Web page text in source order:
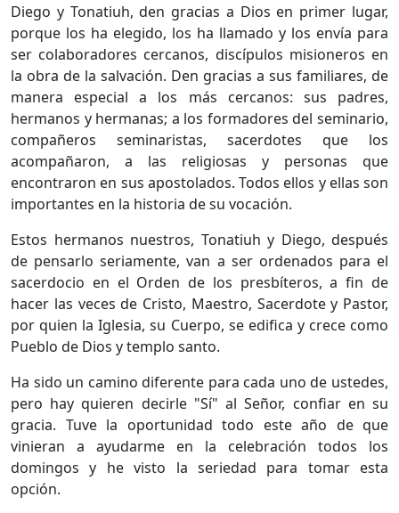
Diego y Tonatiuh, den gracias a Dios en primer lugar,
porque los ha elegido, los ha llamado y los envía para
ser colaboradores cercanos, discípulos misioneros en
la obra de la salvación. Den gracias a sus familiares, de
manera especial a los más cercanos: sus padres,
hermanos y hermanas; a los formadores del seminario,
compañeros seminaristas, sacerdotes que los
acompañaron, a las religiosas y personas que
encontraron en sus apostolados. Todos ellos y ellas son
importantes en la historia de su vocación.
Estos hermanos nuestros, Tonatiuh y Diego, después
de pensarlo seriamente, van a ser ordenados para el
sacerdocio en el Orden de los presbíteros, a fin de
hacer las veces de Cristo, Maestro, Sacerdote y Pastor,
por quien la Iglesia, su Cuerpo, se edifica y crece como
Pueblo de Dios y templo santo.
Ha sido un camino diferente para cada uno de ustedes,
pero hay quieren decirle "Sí" al Señor, confiar en su
gracia. Tuve la oportunidad todo este año de que
vinieran a ayudarme en la celebración todos los
domingos y he visto la seriedad para tomar esta
opción.